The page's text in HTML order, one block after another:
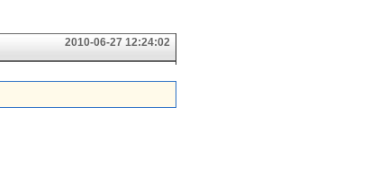
2010-06-27 12:24:02